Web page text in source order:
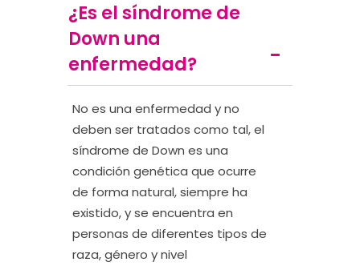
¿Es el síndrome de
Down una
enfermedad?
No es una enfermedad y no
deben ser tratados como tal, el
síndrome de Down es una
condición genética que ocurre
de forma natural, siempre ha
existido, y se encuentra en
personas de diferentes tipos de
raza, género y nivel